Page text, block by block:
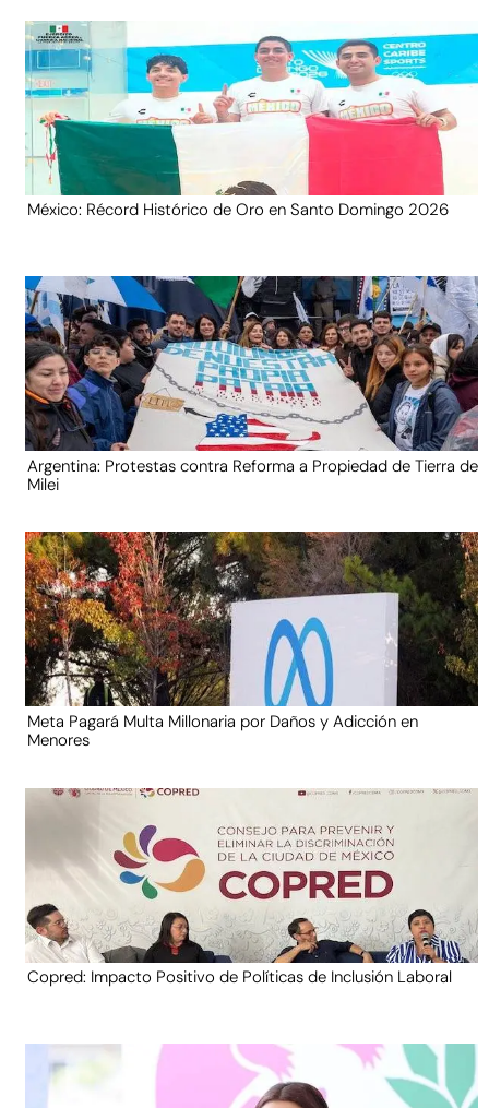
México: Récord Histórico de Oro en Santo Domingo 2026
Argentina: Protestas contra Reforma a Propiedad de Tierra de
Milei
Meta Pagará Multa Millonaria por Daños y Adicción en
Menores
Copred: Impacto Positivo de Políticas de Inclusión Laboral